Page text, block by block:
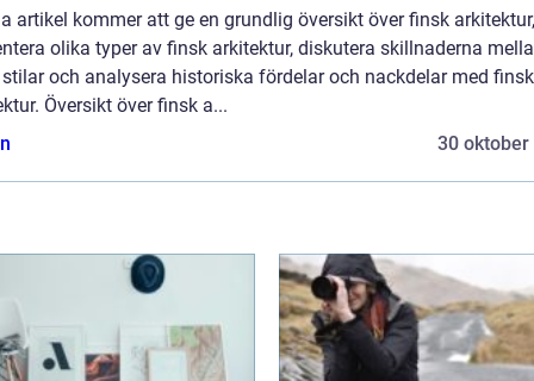
artikel kommer att ge en grundlig översikt över finsk arkitektur,
olika typer av finsk arkitektur, diskutera skillnaderna
och analysera historiska fördelar och nackdelar med finsk
Översikt över finsk a...
30 oktober